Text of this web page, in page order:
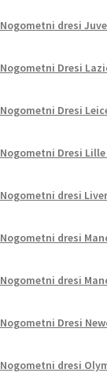
Nogometni dresi
Nogometni Dresi
Nogometni Dresi
Nogometni Dresi Lille
Nogometni dresi
Nogometni dresi
Nogometni dresi
Nogometni Dresi
Nogometni dresi